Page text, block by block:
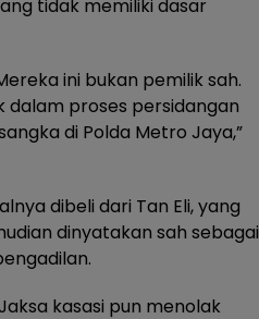
tidak memiliki dasar
ini bukan pemilik sah.
dalam proses persidangan
di Polda Metro Jaya,”
dibeli dari Tan Eli, yang
dinyatakan sah sebagai
kasasi pun menolak